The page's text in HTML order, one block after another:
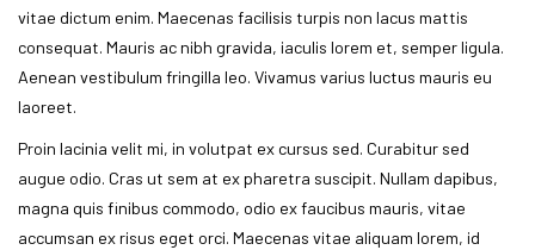
vitae dictum enim. Maecenas facilisis turpis non lacus mattis
consequat. Mauris ac nibh gravida, iaculis lorem et, semper ligula.
Aenean vestibulum fringilla leo. Vivamus varius luctus mauris eu
laoreet.
Proin lacinia velit mi, in volutpat ex cursus sed. Curabitur sed
augue odio. Cras ut sem at ex pharetra suscipit. Nullam dapibus,
magna quis finibus commodo, odio ex faucibus mauris, vitae
accumsan ex risus eget orci. Maecenas vitae aliquam lorem, id